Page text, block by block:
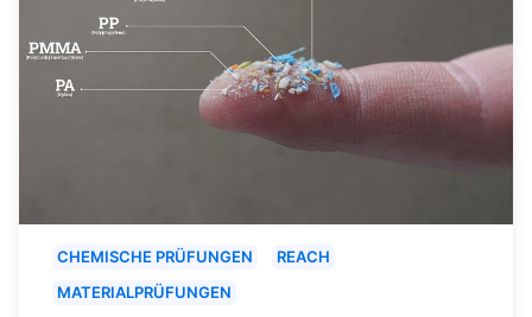
CHEMISCHE PRÜFUNGEN
REACH
MATERIALPRÜFUNGEN